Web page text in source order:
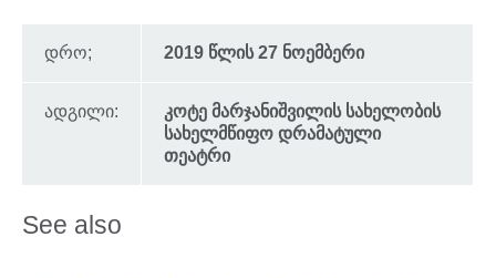
დრო; 2019 წლის 27 ნოემბერი
ადგილი:
კოტე მარჯანიშვილის სახელობის
სახელმწიფო დრამატული
თეატრი
See also